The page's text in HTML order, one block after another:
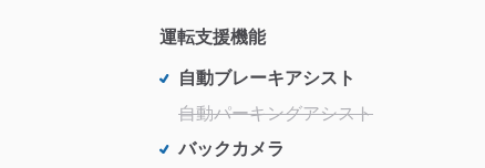
運転支援機能
自動ブレーキアシスト
自動パーキングアシスト
バックカメラ